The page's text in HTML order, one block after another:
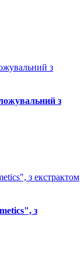
з
з